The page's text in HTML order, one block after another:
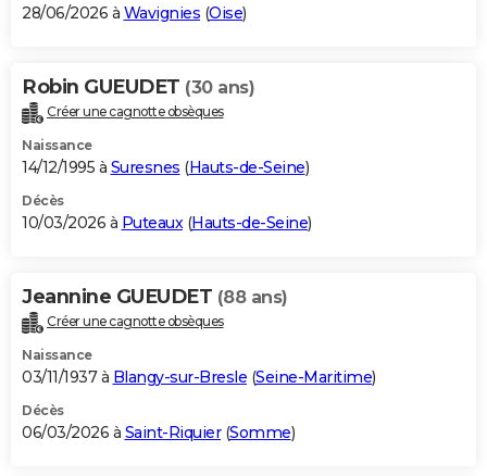
BONS PLANS
Carte de Noël
Carte Bonne année
Carte Saint-Valentin
Carte Pâques
Carte d'anniversaire
DICTIONNAIRE
Dictionnaire
Biographies
Citations
Expressions
Proverbes
PROGRAMME TV
S'inscrire
Se connecter
Lycées
Collèges
Primaires
Universités
Entreprises
Service militaire
Avis de recherche
AVIS DE DÉCÈS
Bricolage
Lifestyle
Culture
Sport
Auto
Television
Voyage
Cinema
28/06/2026 à Wavignies (Oise)
Robin GUEUDET (30 ans)
Créer une cagnotte obsèques
Naissance
14/12/1995 à Suresnes (Hauts-de-Seine)
Décès
10/03/2026 à Puteaux(Hauts-de-Seine)
Jeannine GUEUDET (88 ans)
Créer une cagnotte obsèques
Naissance
03/11/1937 à Blangy-sur-Bresle (Seine-Maritime)
Décès
06/03/2026 à Saint-Riquier(Somme)